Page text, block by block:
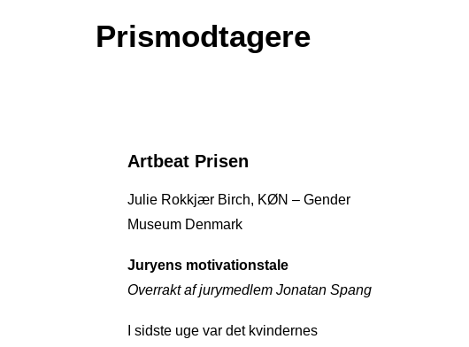
Prismodtagere
Artbeat Prisen
Julie Rokkjær Birch, KØN – Gender
Museum Denmark
Juryens motivationstale
Overrakt af jurymedlem Jonatan Spang
I sidste uge var det kvindernes